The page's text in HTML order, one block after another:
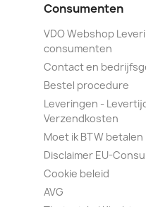
Consumenten
VDO Webshop
consumenten
Contact en
Bestel procedure
Leveringen -
Verzendkosten
Moet ik BTW
Disclaimer EU-
Cookie beleid
AVG